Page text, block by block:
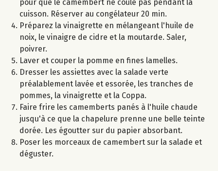
pour que le camembert ne coule pas pendant la
cuisson. Réserver au congélateur 20 min.
Préparez la vinaigrette en mélangeant l'huile de
noix, le vinaigre de cidre et la moutarde. Saler,
poivrer.
Laver et couper la pomme en fines lamelles.
Dresser les assiettes avec la salade verte
préalablement lavée et essorée, les tranches de
pommes, la vinaigrette et la Coppa.
Faire frire les camemberts panés à l'huile chaude
jusqu'à ce que la chapelure prenne une belle teinte
dorée. Les égoutter sur du papier absorbant.
Poser les morceaux de camembert sur la salade et
déguster.